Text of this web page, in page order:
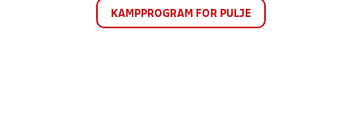
KAMPPROGRAM FOR PULJE